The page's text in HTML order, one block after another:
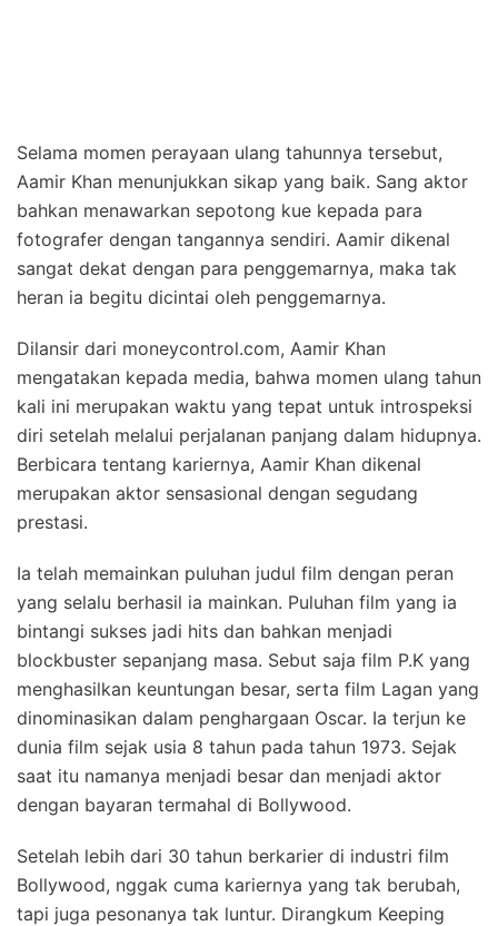
Selama momen perayaan ulang tahunnya tersebut,
Aamir Khan menunjukkan sikap yang baik. Sang aktor
bahkan menawarkan sepotong kue kepada para
fotografer dengan tangannya sendiri. Aamir dikenal
sangat dekat dengan para penggemarnya, maka tak
heran ia begitu dicintai oleh penggemarnya.
Dilansir dari moneycontrol.com, Aamir Khan
mengatakan kepada media, bahwa momen ulang tahun
kali ini merupakan waktu yang tepat untuk introspeksi
diri setelah melalui perjalanan panjang dalam hidupnya.
Berbicara tentang kariernya, Aamir Khan dikenal
merupakan aktor sensasional dengan segudang
prestasi.
Ia telah memainkan puluhan judul film dengan peran
yang selalu berhasil ia mainkan. Puluhan film yang ia
bintangi sukses jadi hits dan bahkan menjadi
blockbuster sepanjang masa. Sebut saja film P.K yang
menghasilkan keuntungan besar, serta film Lagan yang
dinominasikan dalam penghargaan Oscar. Ia terjun ke
dunia film sejak usia 8 tahun pada tahun 1973. Sejak
saat itu namanya menjadi besar dan menjadi aktor
dengan bayaran termahal di Bollywood.
Setelah lebih dari 30 tahun berkarier di industri film
Bollywood, nggak cuma kariernya yang tak berubah,
tapi juga pesonanya tak luntur. Dirangkum Keeping